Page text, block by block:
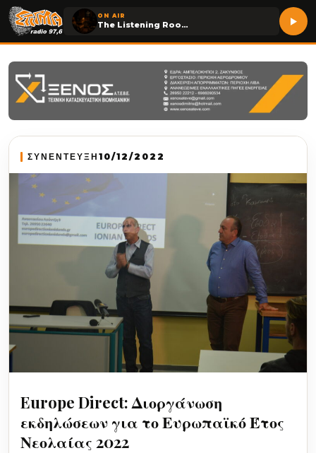
ON AIR
The Listening Room
ΣΥΝΕΝΤΕΥΞΗ 10/12/2022
Europe Direct: Διοργάνωση
εκδηλώσεων για το Ευρωπαϊκό Έτος
Νεολαίας 2022